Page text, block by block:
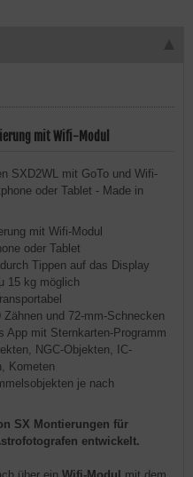
mit Wifi-Modul
SXD2WL mit GoTo und Wifi-
oder Tablet - Made in
mit Wifi-Modul
oder Tablet
Tippen auf das Display
15 kg möglich
und 72-mm-Schnecken
App mit Sternkarten-Programm
NGC-Objekten, IC-
Kometen
je nach
SX Montierungen für
entwickelt.